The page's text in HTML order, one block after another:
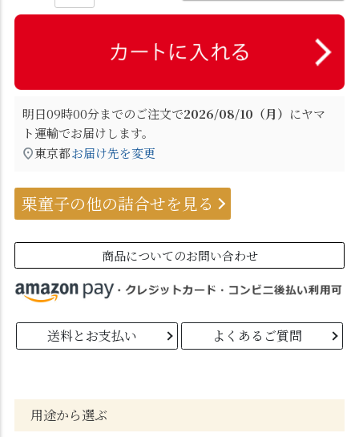
明日09時00分までのご注文で2026/08/10（月） にヤマ
ト運輸でお届けします。
東京都お届け先を変更
栗童子の他の詰合せを見る
商品についてのお問い合わせ
送料とお支払い よくあるご質問
用途から選ぶ